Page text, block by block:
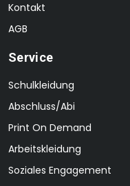
Kontakt
AGB
Service
Schulkleidung
Abschluss/Abi
Print On Demand
Arbeitskleidung
Soziales Engagement